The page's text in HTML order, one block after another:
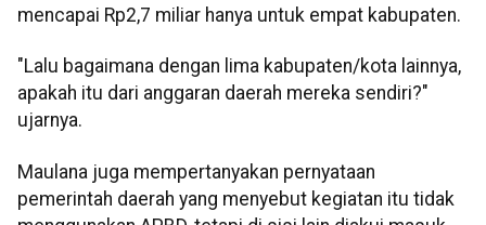
mencapai Rp2,7 miliar hanya untuk empat kabupaten.
"Lalu bagaimana dengan lima kabupaten/kota lainnya,
apakah itu dari anggaran daerah mereka sendiri?"
ujarnya.
Maulana juga mempertanyakan pernyataan
pemerintah daerah yang menyebut kegiatan itu tidak